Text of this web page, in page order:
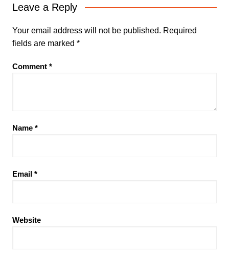
Leave a Reply
Your email address will not be published. Required
fields are marked *
Comment *
Name *
Email *
Website